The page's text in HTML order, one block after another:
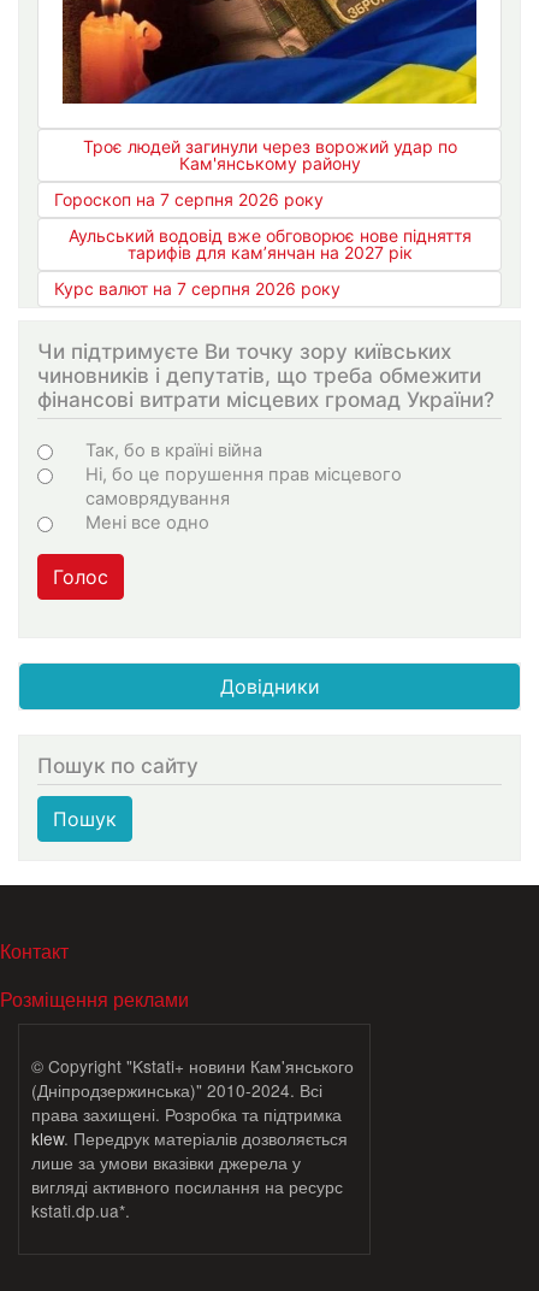
Троє людей загинули через ворожий удар по
Кам'янському району
Гороскоп на 7 серпня 2026 року
Аульський водовід вже обговорює нове підняття
тарифів для кам’янчан на 2027 рік
Курс валют на 7 серпня 2026 року
Чи підтримуєте Ви точку зору київських
чиновників і депутатів, що треба обмежити
фінансові витрати місцевих громад України?
Choices
Так, бо в країні війна
Ні, бо це порушення прав місцевого
самоврядування
Мені все одно
Голос
Довідники
Пошук по сайту
Пошук
МЕНЮ В ПОДВАЛЕ
Контакт
Розміщення реклами
© Copyright "Kstati+ новини Кам'янського
(Дніпродзержинська)" 2010-2024. Всі
права захищені. Розробка та підтримка
klew. Передрук матеріалів дозволяється
лише за умови вказівки джерела у
вигляді активного посилання на ресурс
kstati.dp.ua*.